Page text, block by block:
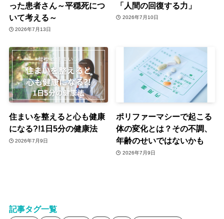
った患者さん～平穏死につ
いて考える～
2026年7月13日
「人間の回復する力」
2026年7月10日
住まいを整えると心も健康
になる?!1日5分の健康法
2026年7月9日
ポリファーマシーで起こる
体の変化とは？その不調、
年齢のせいではないかも
2026年7月9日
記事タグ一覧